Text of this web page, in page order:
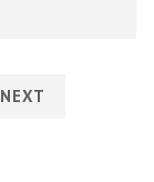
NEXT